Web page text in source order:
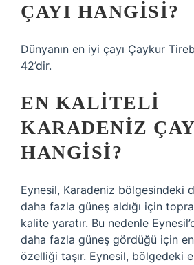
ÇAYI HANGISI?
Dünyanın en iyi çayı Çaykur
42’dir.
EN KALITELI
KARADENIZ
HANGISI?
Eynesil, Karadeniz bölgesindeki
daha fazla güneş aldığı için
kalite yaratır. Bu nedenle
daha fazla güneş gördüğü için
özelliği taşır. Eynesil, bölgedeki